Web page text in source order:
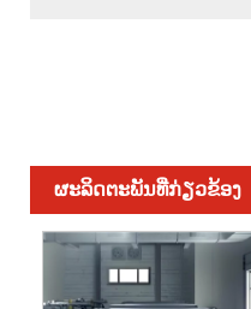
ຜະ​ລິດ​ຕະ​ພັນ​ທີ່​ກ່ຽວ​ຂ້ອງ